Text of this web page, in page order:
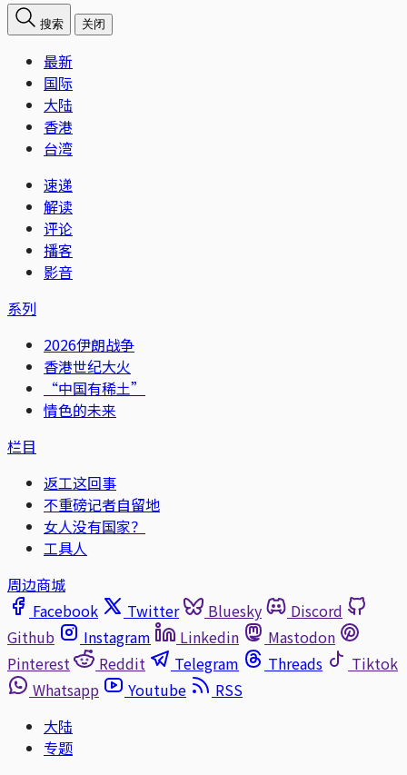
搜索 关闭
最新
国际
大陆
香港
台湾
速递
解读
评论
播客
影音
系列
2026伊朗战争
香港世纪大火
“中国有稀土”
情色的未来
栏目
返工这回事
不重磅记者自留地
女人没有国家？
工具人
周边商城
Facebook
Twitter Bluesky
Discord
Github
Instagram Linkedin
Mastodon
Pinterest
Reddit Telegram Threads
Tiktok
Whatsapp
Youtube
RSS
大陆
专题